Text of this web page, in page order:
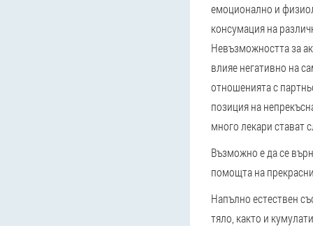
емоционално и
консумация на
Невъзможността за
влияе негативно на
отношенията с
позиция на
много лекари стават
Възможно е да се
помощта на
Напълно естествен
тяло, както и